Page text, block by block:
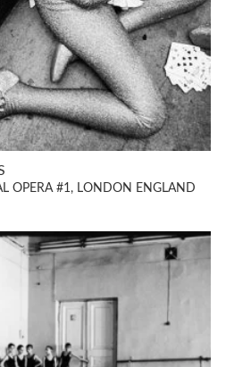
OPERA #1, LONDON ENGLAND